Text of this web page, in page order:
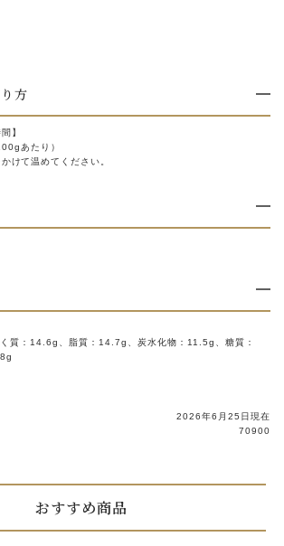
方
】
あたり）
けて温めてください。
質：14.6g、脂質：14.7g、炭水化物：11.5g、糖質：
2026年6月25日現在
70900
おすすめ商品